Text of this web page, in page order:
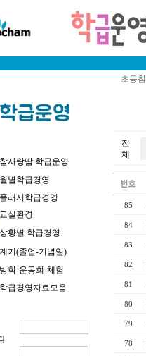
초등
참사랑땀 학급운영
월별학급경영
플래시학급경영
교실환경
상황별 학급경영
계기(졸업-기념일)
방학-운동회-체험
학급경영자료모음
전
체
85
84
83
82
81
80
79
78